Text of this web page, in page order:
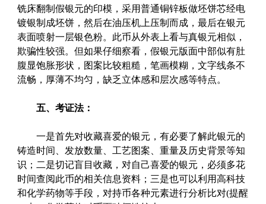
铣床翻制假银元的印模，采用普通铜锌板做坯饼芯经电
镀银制成坯饼，然后在油压机上压制而成，最后在银元
表面喷射一层银色粉。此币从外表上看与真银元相似，
欺骗性较强。但如果仔细察看，假银元版面中部似有肚
腹显饱胀形状，图案比较粗糙，笔画模糊，文字线条不
流畅，厚薄不均匀，缺乏立体感和层次感等特点。
五、考证法：
一是首先对收藏喜爱的银元，有必要了解此银元的
铸造时间、发放数量、工艺图案、重量及历史背景等知
识；二是切记盲目收藏，对自己喜爱的银元，必须多花
时间查阅此币的相关信息资料；三是也可以利用高科技
和化学药物等手段，对持币各种元素进行分析比对(提醒